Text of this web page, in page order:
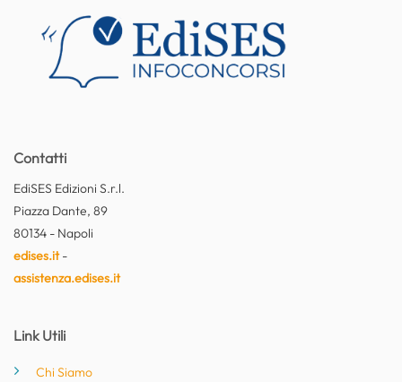
Contatti
EdiSES Edizioni S.r.l.
Piazza Dante, 89
80134 - Napoli
edises.it-
assistenza.edises.it
Link Utili
Chi Siamo